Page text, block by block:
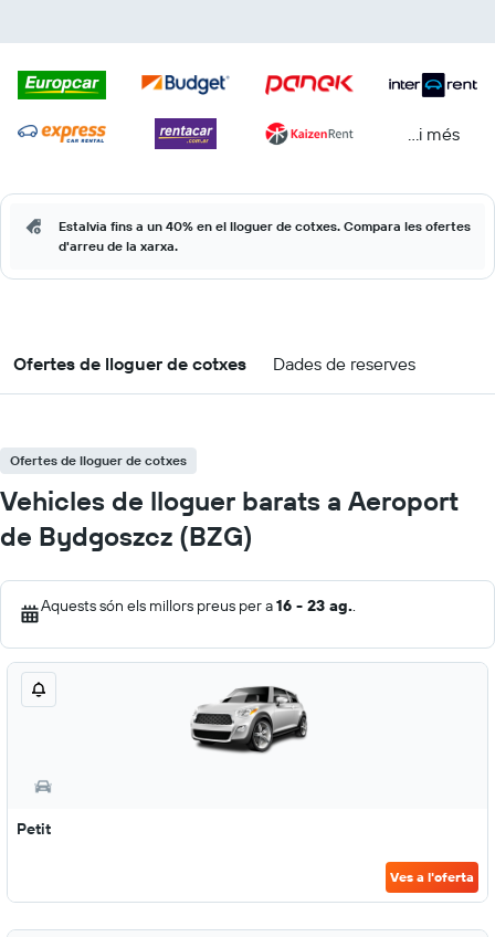
...i més
Estalvia fins a un 40% en el lloguer de cotxes. Compara les ofertes
d'arreu de la xarxa.
Ofertes de lloguer de cotxes Dades de reserves
Ofertes de lloguer de cotxes
Vehicles de lloguer barats a Aeroport
de Bydgoszcz (BZG)
Aquests són els millors preus per a16 - 23 ag..
Petit
Ves a l'oferta